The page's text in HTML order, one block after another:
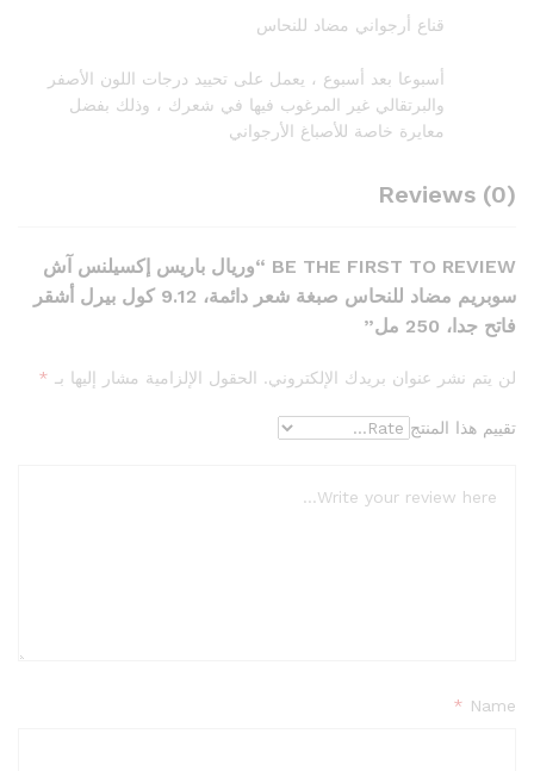
قناع أرجواني مضاد للنحاس
أسبوعا بعد أسبوع ، يعمل على تحييد درجات اللون الأصفر
والبرتقالي غير المرغوب فيها في شعرك ، وذلك بفضل
معايرة خاصة للأصباغ الأرجواني
Reviews (0)
BE THE FIRST TO REVIEW “وريال باريس إكسيلنس آش
سوبريم مضاد للنحاس صبغة شعر دائمة، 9.12 كول بيرل أشقر
فاتح جدا، 250 مل”
لن يتم نشر عنوان بريدك الإلكتروني. الحقول الإلزامية مشار إليها بـ *
تقييم هذا المنتج
Name
*